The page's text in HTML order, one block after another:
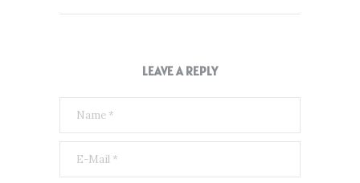
LEAVE A REPLY